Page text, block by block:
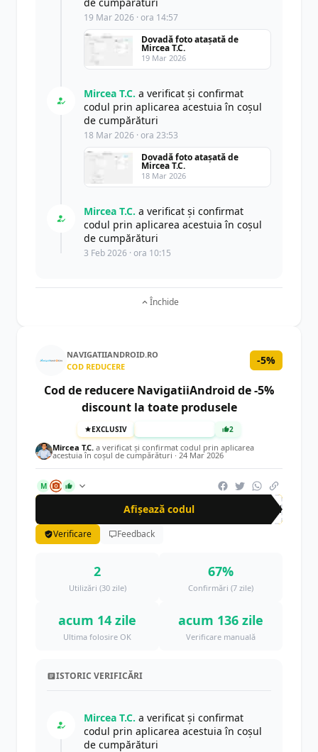
19 Mar 2026 · ora 14:57
Dovadă foto atașată de
Mircea T.C.
19 Mar 2026
Mircea T.C. a verificat și confirmat
codul prin aplicarea acestuia în coșul
de cumpărături
18 Mar 2026 · ora 23:53
Dovadă foto atașată de
Mircea T.C.
18 Mar 2026
Mircea T.C. a verificat și confirmat
codul prin aplicarea acestuia în coșul
de cumpărături
3 Feb 2026 · ora 10:15
Închide
NAVIGATIIANDROID.RO
COD REDUCERE
-5%
Cod de reducere NavigatiiAndroid de -5%
discount la toate produsele
EXCLUSIV 2
Mircea T.C. a verificat și confirmat codul prin aplicarea
acestuia în coșul de cumpărături · 24 Mar 2026
M
Afișează codul CRN
Verificare Feedback
2
Utilizări (30 zile)
67%
Confirmări (7 zile)
acum 14 zile
Ultima folosire OK
acum 136 zile
Verificare manuală
ISTORIC VERIFICĂRI
Mircea T.C. a verificat și confirmat
codul prin aplicarea acestuia în coșul
de cumpărături